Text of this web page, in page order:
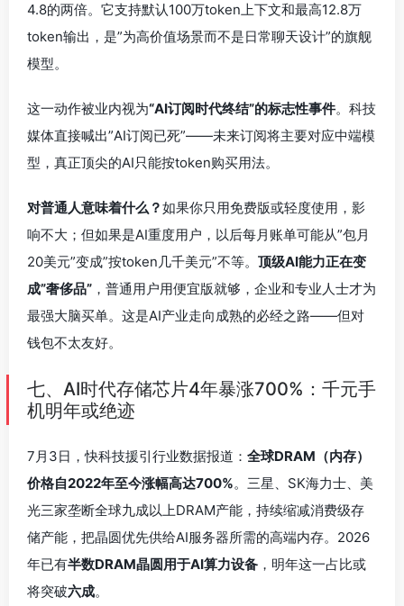
4.8的两倍。它支持默认100万token上下文和最高12.8万
token输出，是”为高价值场景而不是日常聊天设计”的旗舰
模型。
这一动作被业内视为“AI订阅时代终结”的标志性事件。科技
媒体直接喊出”AI订阅已死”——未来订阅将主要对应中端模
型，真正顶尖的AI只能按token购买用法。
对普通人意味着什么？如果你只用免费版或轻度使用，影
响不大；但如果是AI重度用户，以后每月账单可能从”包月
20美元”变成”按token几千美元”不等。 顶级AI能力正在变
成”奢侈品” ，普通用户用便宜版就够，企业和专业人士才为
最强大脑买单。这是AI产业走向成熟的必经之路——但对
钱包不太友好。
七、AI时代存储芯片4年暴涨700%：千元手
机明年或绝迹
7月3日，快科技援引行业数据报道： 全球DRAM（内存）
价格自2022年至今涨幅高达700%。三星、SK海力士、美
光三家垄断全球九成以上DRAM产能，持续缩减消费级存
储产能，把晶圆优先供给AI服务器所需的高端内存。2026
年已有半数DRAM晶圆用于AI算力设备 ，明年这一占比或
将突破六成。